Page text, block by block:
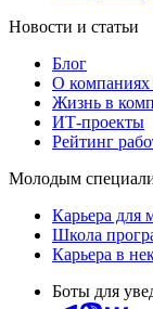
Новости и статьи
Блог
О компаниях
Жизнь в
ИТ-проекты
Рейтинг
Молодым
Карьера для
Школа
Карьера в
Боты для